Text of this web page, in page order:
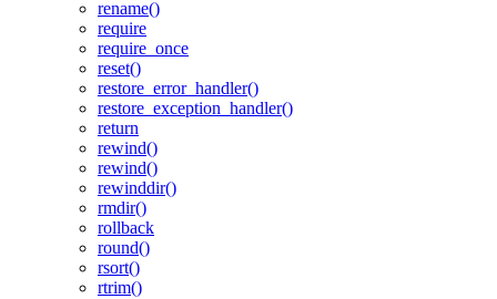
rename()
require
require_once
reset()
restore_error_handler()
restore_exception_handler()
return
rewind()
rewind()
rewinddir()
rmdir()
rollback
round()
rsort()
rtrim()